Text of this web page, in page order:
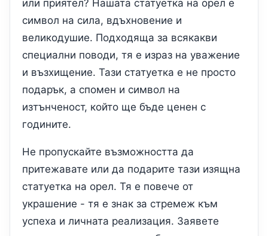
или приятел? Нашата статуетка на орел е
символ на сила, вдъхновение и
великодушие. Подходяща за всякакви
специални поводи, тя е израз на уважение
и възхищение. Тази статуетка е не просто
подарък, а спомен и символ на
изтънченост, който ще бъде ценен с
годините.
Не пропускайте възможността да
притежавате или да подарите тази изящна
статуетка на орел. Тя е повече от
украшение - тя е знак за стремеж към
успеха и личната реализация. Заявете